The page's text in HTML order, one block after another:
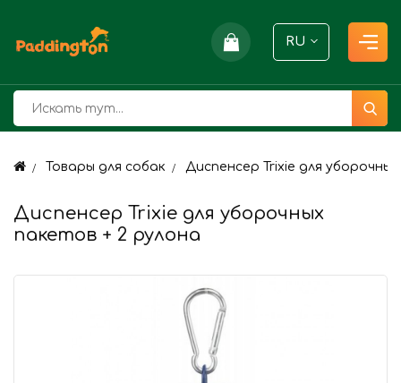
RU
Товары для собак Диспенсер Trixie для
Диспенсер Trixie для уборочных
пакетов + 2 рулона